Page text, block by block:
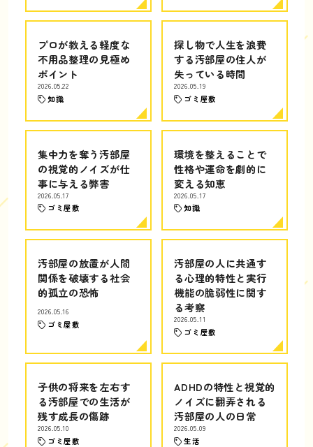
プロが教える軽度な
不用品整理の見極め
ポイント
2026.05.22
知識
探し物で人生を浪費
する汚部屋の住人が
失っている時間
2026.05.19
ゴミ屋敷
集中力を奪う汚部屋
の視覚的ノイズが仕
事に与える弊害
2026.05.17
ゴミ屋敷
環境を整えることで
性格や運命を劇的に
変える知恵
2026.05.17
知識
汚部屋の放置が人間
関係を破壊する社会
的孤立の恐怖
2026.05.16
ゴミ屋敷
汚部屋の人に共通す
る心理的特性と実行
機能の脆弱性に関す
る考察
2026.05.11
ゴミ屋敷
子供の将来を左右す
る汚部屋での生活が
残す成長の傷跡
2026.05.10
ゴミ屋敷
ADHDの特性と視覚的
ノイズに翻弄される
汚部屋の人の日常
2026.05.09
生活